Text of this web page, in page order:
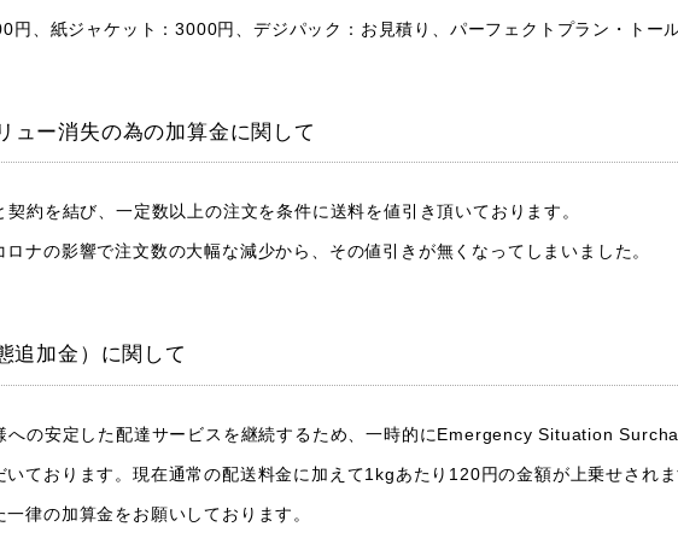
円、紙ジャケット：3000円、デジパック：お見積り、パーフェクトプラン・トー
ュー消失の為の加算金に関して
契約を結び、一定数以上の注文を条件に送料を値引き頂いております。
ロナの影響で注文数の大幅な減少から、その値引きが無くなってしまいました。
追加金）に関して
への安定した配達サービスを継続するため、一時的にEmergency Situation
いております。現在通常の配送料金に加えて1kgあたり120円の金額が上乗せされ
律の加算金をお願いしております。